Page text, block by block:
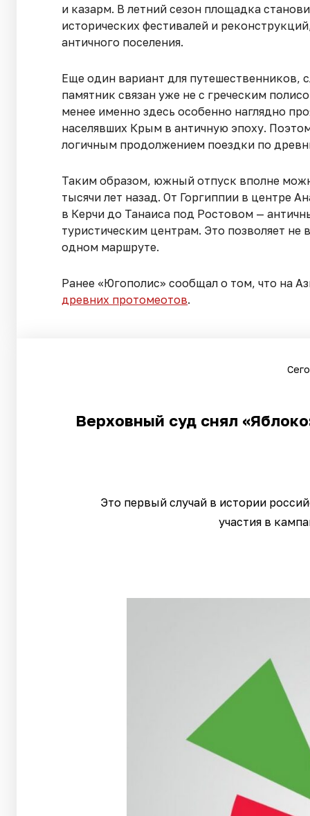
и казарм. В летний сезон площадка
исторических фестивалей и
античного поселения.
Еще один вариант для путешественников,
памятник связан уже не с греческим
менее именно здесь особенно наглядно
населявших Крым в античную эпоху.
логичным продолжением поездки по
Таким образом, южный отпуск вполне
тысячи лет назад. От Горгиппии в центре
в Керчи до Танаиса под Ростовом —
туристическим центрам. Это позволяет
одном маршруте.
Ранее «Югополис» сообщал о том, что на
древних протомеотов.
Верховный суд снял
Это первый случай в истории
участия в